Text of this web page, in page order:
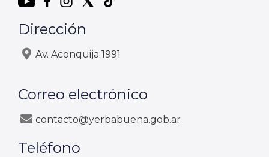
Dirección
Av. Aconquija 1991
Correo electrónico
contacto@yerbabuena.gob.ar
Teléfono